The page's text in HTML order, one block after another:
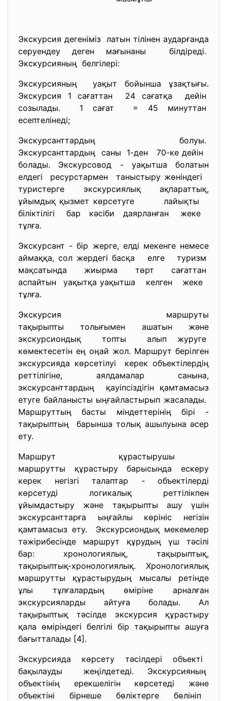
Экскурсия дегеніміз латын тілінен аударғанда
серуендеу деген мағынаны білдіреді.
Экскурсияның белгілері:
Экскурсияның уақыт бойынша ұзақтығы.
Экскурсия 1 сағаттан 24 сағатқа дейін
созылады. 1 сағат = 45 минуттан
есептелінеді;
Экскурсанттардың болуы.
Экскурсанттардың саны 1-ден 70-ке дейін
болады. Экскурсовод - уақытша болатын
елдегі ресурстармен таныстыру жөніндегі
туристерге экскурсиялық ақпараттық,
ұйымдық қызмет көрсетуге лайықты
біліктілігі бар кәсіби даярланған жеке
тұлға.
Экскурсант - бір жерге, елді мекенге немесе
аймаққа, сол жердегі басқа елге туризм
мақсатында жиырма төрт сағаттан
аспайтын уақытқа уақытша келген жеке
тұлға.
Экскурсия маршруты
тақырыпты толығымен ашатын және
экскурсиондық топты алып журуге
көмектесетін ең оңай жол. Маршрут берілген
экскурсияда көрсетілуі керек объектілердің
реттілігіне, аялдамалар санына,
экскурсанттардың қауіпсіздігін қамтамасыз
етуге байланысты ыңғайластырып жасалады.
Маршруттың басты міндеттерінің бірі -
тақырыптың барынша толық ашылуына әсер
ету.
Маршрут құрастырушы
маршрутты құрастыру барысында ескеру
керек негізгі талаптар - объектілерді
көрсетуді логикалық реттілікпен
ұйымдастыру және тақырыпты ашу үшін
экскурсанттарға ыңғайлы көрініс негізін
қамтамасыз ету. Экскурсиондық мекемелер
тәжірибесінде маршрут құрудың үш тәсілі
бар: хронологиялық, тақырыптық,
тақырыптық-хронологиялық. Хронологиялық
маршрутты құрастырудың мысалы ретінде
ұлы тұлғалардың өміріне арналған
экскурсияларды айтуға болады. Ал
тақырыптық тәсілде экскурсия құрастыру
қала өміріндегі белгілі бір тақырыпты ашуға
бағытталады [4].
Экскурсияда көрсету тәсілдері объекті
бақылауды жеңілдетеді. Экскурсияның
объектінің ерекшелігін көрсетеді және
объектіні бірнеше бөліктерге бөлініп